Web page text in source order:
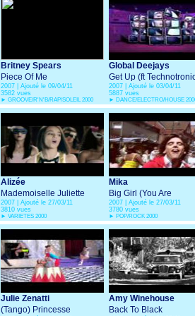
Britney Spears
Piece Of Me
2007 | Ajouté le 09/04/11
3582 vues
► GROOVE/R'N'B/RAP/SOLEIL 2000
Global Deejays
Get Up (ft
2007 | Ajouté le 03/04/11
5887 vues
► DANCE/ELECTRO/HOUSE
Alizée
Mademoiselle Juliette
2007 | Ajouté le 27/03/11
3810 vues
► VARIETES 2000
Mika
Big Girl (You Are
Beautiful)
2007 | Ajouté le 27/03/11
3780 vues
► POP/ROCK 2000
Julie Zenatti
(Tango) Princesse
Amy Winehouse
Back To Black